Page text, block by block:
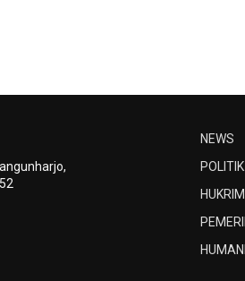
NEWS
POLITIK
HUKRIM